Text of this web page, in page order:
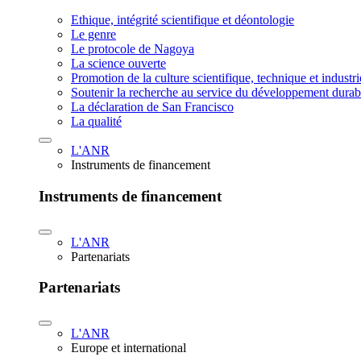
Ethique, intégrité scientifique et déontologie
Le genre
Le protocole de Nagoya
La science ouverte
Promotion de la culture scientifique, technique et
Soutenir la recherche au service du développement
La déclaration de San Francisco
La qualité
L'ANR
Instruments de financement
Instruments de financement
L'ANR
Partenariats
Partenariats
L'ANR
Europe et international